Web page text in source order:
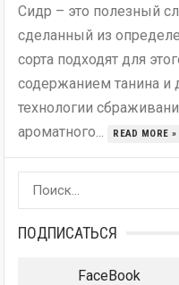
Сидр – это полезный
сделанный из
сорта подходят для
содержанием танина и
технологии
ароматного...
READ MORE »
Найти:
ПОДПИСАТЬСЯ
FaceBook